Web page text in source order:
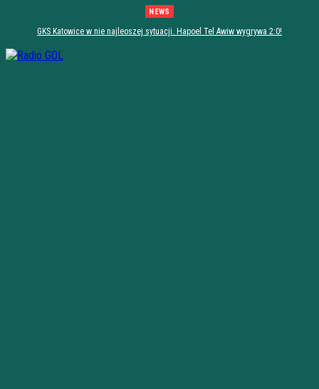
NEWS
GKS Katowice w nie najleoszej sytuacji. Hapoel Tel Awiw wygrywa 2:0!